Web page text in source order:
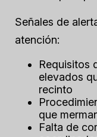
Señales de
atención:
Requisitos
elevados
recinto
que
Falta de